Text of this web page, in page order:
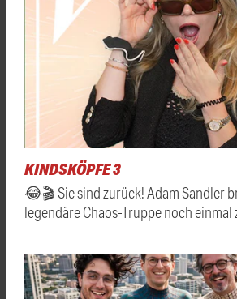
KINDSKÖPFE 3
😂🎬 Sie sind zurück! Adam Sandler
legendäre Chaos-Truppe noch